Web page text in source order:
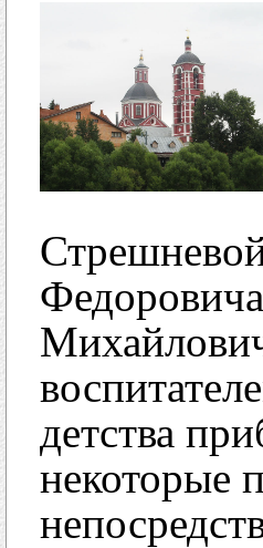
детства
некоторые